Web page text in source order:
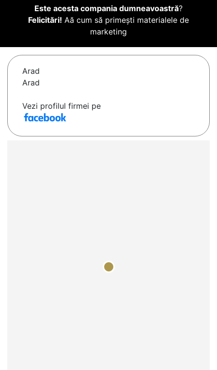
Este acesta compania dumneavoastră?
Felicitări! Aă cum să primești materialele de
marketing
Arad
Arad
Vezi profilul firmei pe